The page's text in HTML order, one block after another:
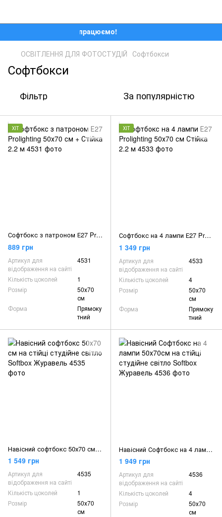
Ми працюємо!
ОСВІТЛЕННЯ ДЛЯ ФОТОСТУДІЙ Софтбокси
Софтбокси
Фільтр За популярністю
ХІТ
Софтбокс з патроном Е27 Prolighting 50х70 см + Стійка 2.2 м
889 грн
Артикул для
відображення на сайті
4531
Кількість цоколей
1
Розмір
50х70
см
Форма
Прямоку
тний
ХІТ
Софтбокс на 4 лампи Е27 Prolighting 50х70 см Стійка 2.2 м
1 349 грн
Артикул для
відображення на сайті
4533
Кількість цоколей
4
Розмір
50х70
см
Форма
Прямоку
тний
Навісний софтбокс 50х70 см на стійці студійне світло Softbox Журавель
1 549 грн
Артикул для
відображення на сайті
4535
Кількість цоколей
1
Розмір
50х70
см
Навісний Софтбокс на 4 лампи 50х70см на стійці студійне світло Softbox Журавель
1 949 грн
Артикул для
відображення на сайті
4536
Кількість цоколей
4
Розмір
50х70
см